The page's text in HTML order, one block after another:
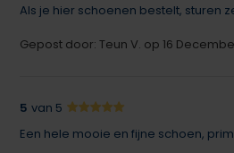
Als je hier schoenen bestelt, sturen
Gepost door: Teun V. op 16
5 van 5
Een hele mooie en fijne schoen,